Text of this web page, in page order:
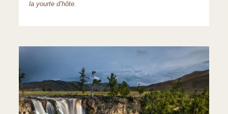
la yourte d’hôte.